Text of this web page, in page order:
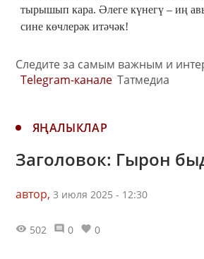
тырышып кара. Әлеге күнегү – иң
сине көчлерәк итәчәк!
Следите за самым важным и
Telegram-канале Татмедиа
ЯҢАЛЫКЛАР
Заголовок: Гырон
автор, 3 июля 2025 - 12:30
502 0 0